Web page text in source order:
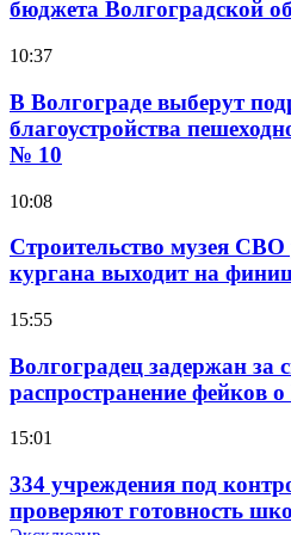
бюджета Волгоградской
10:37
В Волгограде выберут
благоустройства
№ 10
10:08
Строительство музея
кургана выходит на
15:55
Волгоградец задержан за
распространение фейков
15:01
334 учреждения под
проверяют готовность